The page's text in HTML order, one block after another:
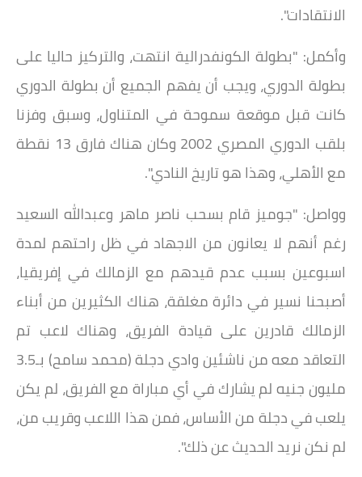
الانتقادات".
وأكمل: "بطولة الكونفدرالية انتهت، والتركيز حاليا على
بطولة الدوري، ويجب أن يفهم الجميع أن بطولة الدوري
كانت قبل موقعة سموحة في المتناول، وسبق وفزنا
بلقب الدوري المصري 2002 وكان هناك فارق 13 نقطة
مع الأهلي، وهذا هو تاريخ النادي".
وواصل: "جوميز قام بسحب ناصر ماهر وعبدالله السعيد
رغم أنهم لا يعانون من الاجهاد في ظل راحتهم لمدة
اسبوعين بسبب عدم قيدهم مع الزمالك في إفريقيا،
أصبحنا نسير في دائرة مغلقة، هناك الكثيرين من أبناء
الزمالك قادرين على قيادة الفريق، وهناك لاعب تم
التعاقد معه من ناشئين وادي دجلة (محمد سامح) بـ3.5
مليون جنيه لم يشارك في أي مباراة مع الفريق، لم يكن
يلعب في دجلة من الأساس، فمن هذا اللاعب وقريب من،
لم نكن نريد الحديث عن ذلك".